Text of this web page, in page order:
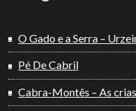
O Gado e a Serra –
Pé De Cabril
Cabra-Montês – As